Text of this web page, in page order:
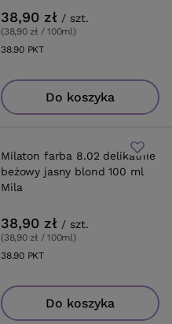
38,90 zł / szt.
(38,90 zł / 100ml)
38.90PKTpunktów
Do koszyka
Milaton farba 8.02 delikatnie
beżowy jasny blond 100 ml
Mila
38,90 zł / szt.
(38,90 zł / 100ml)
38.90PKTpunktów
Do koszyka